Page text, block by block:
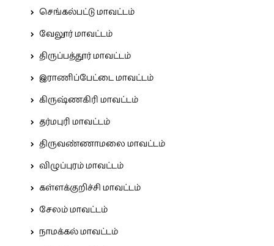
செங்கல்பட்டு மாவட்டம்
வேலூர் மாவட்டம்
திருப்பத்தூர் மாவட்டம்
இராணிப்பேட்டை மாவட்டம்
கிருஷ்ணகிரி மாவட்டம்
தர்மபுரி மாவட்டம்
திருவண்ணாமலை மாவட்டம்
விழுப்புரம் மாவட்டம்
கள்ளக்குறிச்சி மாவட்டம்
சேலம் மாவட்டம்
நாமக்கல் மாவட்டம்